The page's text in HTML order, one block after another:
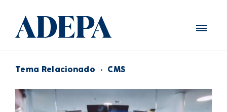
Tema Relacionado · CMS